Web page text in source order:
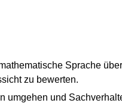
Sprache
zu bewerten.
umgehen und